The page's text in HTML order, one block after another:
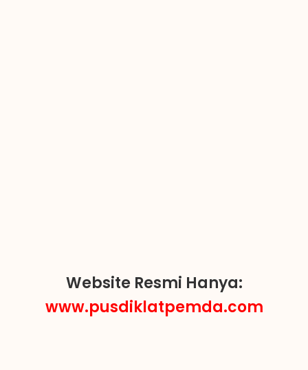
Website Resmi Hanya:
www.pusdiklatpemda.com